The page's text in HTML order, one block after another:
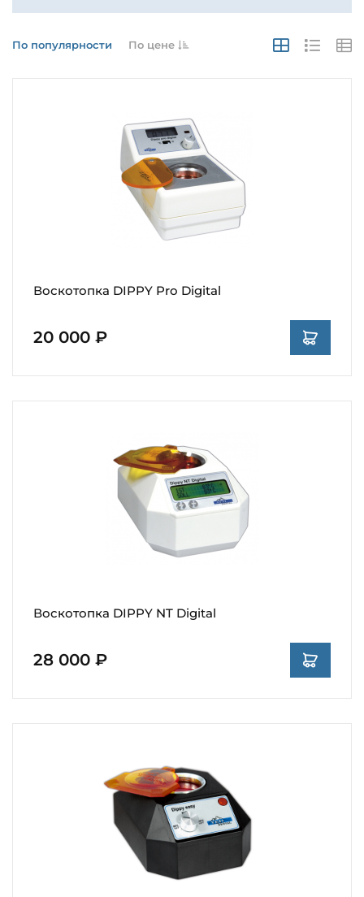
По популярности По цене
Воскотопка DIPPY Pro Digital
20 000 ₽
Воскотопка DIPPY NT Digital
28 000 ₽